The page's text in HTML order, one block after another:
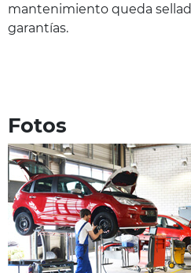
mantenimiento queda
garantías.
Fotos